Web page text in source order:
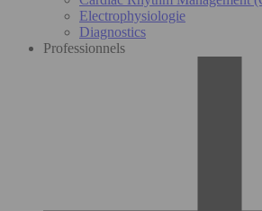
Electrophysiologie
Diagnostics
Professionnels